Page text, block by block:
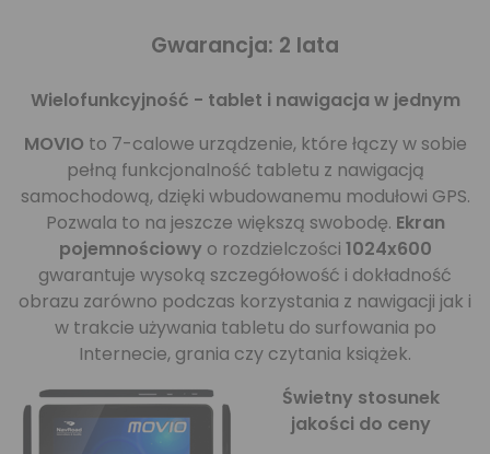
Gwarancja: 2 lata
Wielofunkcyjność - tablet i nawigacja w jednym
MOVIO to 7-calowe urządzenie, które łączy w sobie
pełną funkcjonalność tabletu z nawigacją
samochodową, dzięki wbudowanemu modułowi GPS.
Pozwala to na jeszcze większą swobodę. Ekran
pojemnościowy o rozdzielczości 1024x600
gwarantuje wysoką szczegółowość i dokładność
obrazu zarówno podczas korzystania z nawigacji jak i
w trakcie używania tabletu do surfowania po
Internecie, grania czy czytania książek.
Świetny stosunek
jakości do ceny